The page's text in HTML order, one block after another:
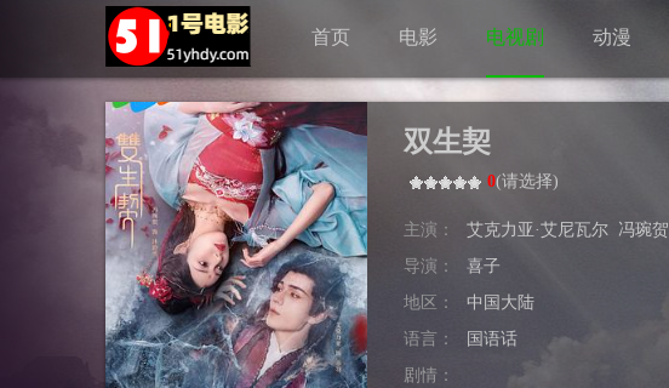
首页 电影 电视剧 动漫
双生契
0(请选择)
主演： 艾克力亚·艾尼瓦尔 冯琬贺
导演：
喜子
地区：
中国大陆
语言：
国语话
剧情：